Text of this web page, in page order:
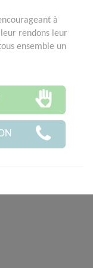
à
rendons leur
ensemble un